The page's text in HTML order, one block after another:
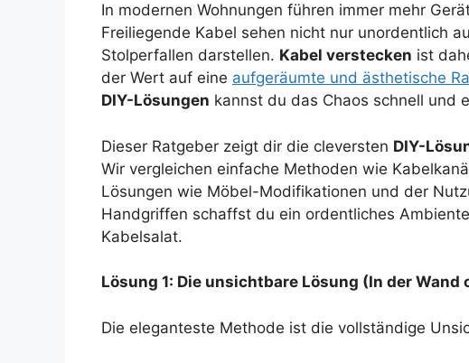
In modernen Wohnungen führen immer mehr
Freiliegende Kabel sehen nicht nur unordentlich
Stolperfallen darstellen. Kabel verstecken ist
der Wert auf eine aufgeräumte und ästhetische
DIY-Lösungen kannst du das Chaos schnell und
Dieser Ratgeber zeigt dir die cleversten DIY-
Wir vergleichen einfache Methoden wie
Lösungen wie Möbel-Modifikationen und der
Handgriffen schaffst du ein ordentliches
Kabelsalat.
Lösung 1: Die unsichtbare Lösung (In der
Die eleganteste Methode ist die vollständige